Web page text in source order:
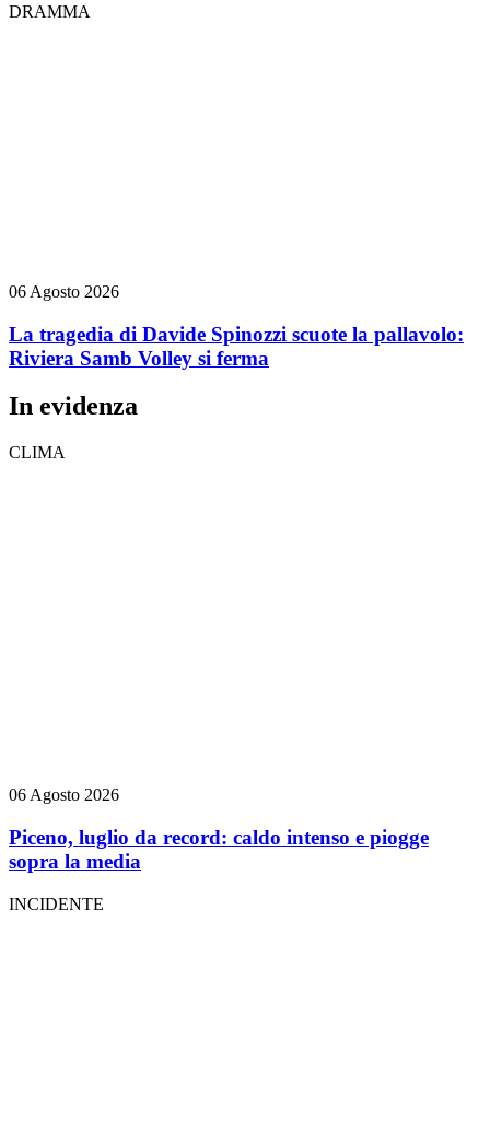
DRAMMA
06 Agosto 2026
La tragedia di Davide Spinozzi scuote la pallavolo:
Riviera Samb Volley si ferma
In evidenza
CLIMA
06 Agosto 2026
Piceno, luglio da record: caldo intenso e piogge
sopra la media
INCIDENTE